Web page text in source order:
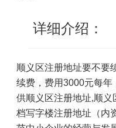
详细介绍：
顺义区注册地址要不要
续费，费用3000元每年
供顺义区注册地址,顺义
档写字楼注册地址（内